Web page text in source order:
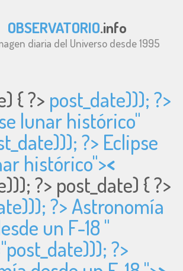
OBSERVATORIO.info
diaria del Universo desde 1995
{ ?> post_date))); ?>
lunar histórico"
?> Eclipse
histórico"><
?> post_date) { ?>
?> Astronomía
un F-18 "
post_date))); ?>